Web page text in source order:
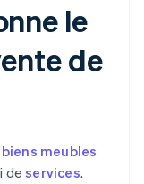
le
de
biens meubles
deservices.